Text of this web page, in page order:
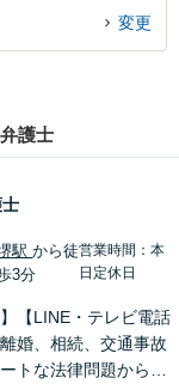
変更
護士
駅から徒
3分
営業時間：本
日定休日
】【LINE・テレビ電話
婚、相続、交通事故
トな法律問題から、